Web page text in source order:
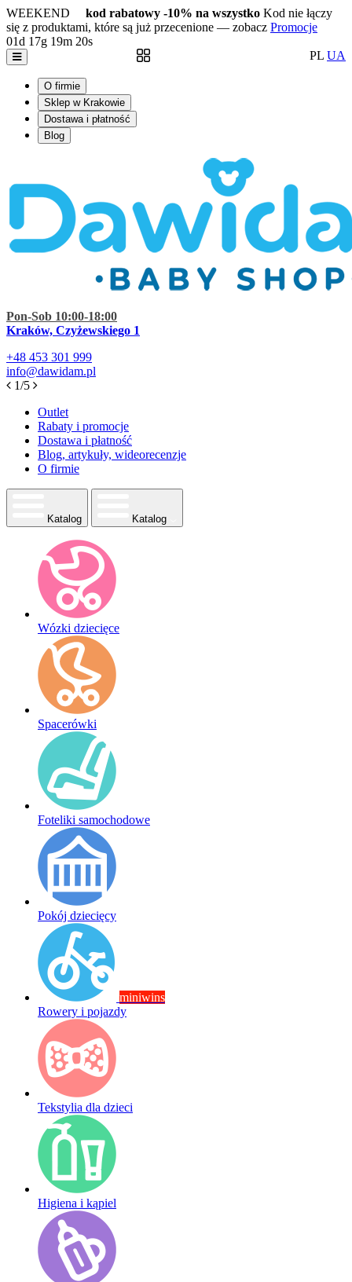
WEEKEND kod rabatowy -10% na wszystko Kod nie łączy
się z produktami, które są już przecenione — zobacz Promocje
01d 17g 19m 19s
O firmie
Sklep w Krakowie
Dostawa i płatność
Blog
PL UA
Pon-Sob 10:00-18:00
Kraków, Czyżewskiego 1
+48 453 301 999
info@dawidam.pl
1/5
Outlet
Rabaty i promocje
Dostawa i płatność
Blog, artykuły, wideorecenzje
O firmie
Katalog Katalog
Wózki dziecięce
Spacerówki
Foteliki samochodowe
Pokój dziecięcy
miniwins
Rowery i pojazdy
Tekstylia dla dzieci
Higiena i kąpiel